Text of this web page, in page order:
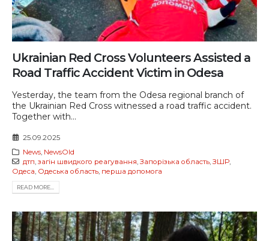
Ukrainian Red Cross Volunteers Assisted a
Road Traffic Accident Victim in Odesa
Yesterday, the team from the Odesa regional branch of
the Ukrainian Red Cross witnessed a road traffic accident.
Together with...
25.09.2025
News, NewsOld
дтп, загін швидкого реагування, Запорізька область, ЗШР,
Одеса, Одеська область, перша допомога
READ MORE...